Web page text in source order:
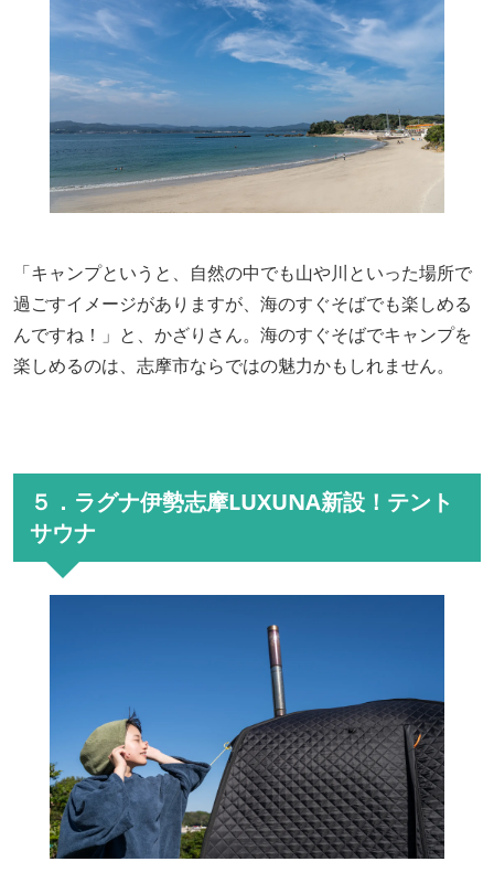
「キャンプというと、自然の中でも山や川といった場所で
過ごすイメージがありますが、海のすぐそばでも楽しめる
んですね！」と、かざりさん。海のすぐそばでキャンプを
楽しめるのは、志摩市ならではの魅力かもしれません。
５．ラグナ伊勢志摩LUXUNA新設！テント
サウナ